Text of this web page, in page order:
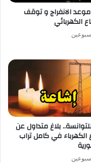
الانفراج و توقف
الكهربائي
بلاغ متداول عن
الكهرباء في كامل تراب